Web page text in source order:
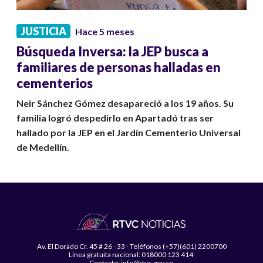
JUSTICIA Hace 5 meses
Búsqueda Inversa: la JEP busca a
familiares de personas halladas en
cementerios
Neir Sánchez Gómez desapareció a los 19 años. Su
familia logró despedirlo en Apartadó tras ser
hallado por la JEP en el Jardín Cementerio Universal
de Medellín.
Av. El Dorado Cr. 45 # 26 - 33 - Teléfonos (+57)(601) 2200700
Línea gratuita nacional: 018000 123 414